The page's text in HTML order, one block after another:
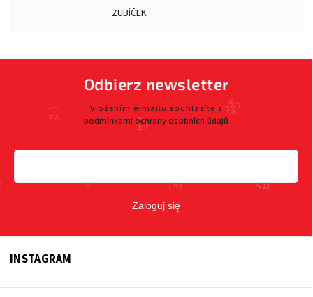
ZUBÍČEK
Odbierz newsletter
Vložením e-mailu souhlasíte s
podmínkami ochrany osobních údajů
Zaloguj się
INSTAGRAM